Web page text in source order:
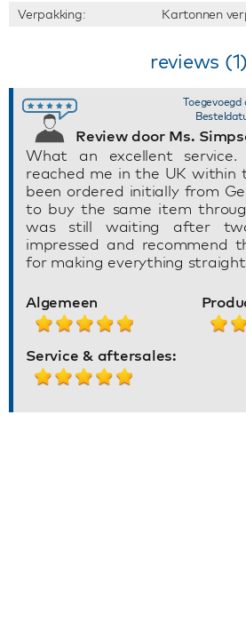
Verpakking:
Kartonnen
reviews (1)
Review door Ms.
Toegevoegd
What an excellent
reached me in the UK within
been ordered initially from
to buy the same item
was still waiting after
impressed and recommend
for making everything
Algemeen
Service & aftersales: